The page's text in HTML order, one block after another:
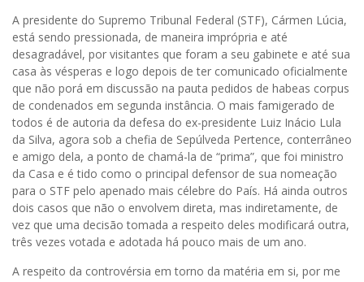
A presidente do Supremo Tribunal Federal (STF), Cármen Lúcia,
está sendo pressionada, de maneira imprópria e até
desagradável, por visitantes que foram a seu gabinete e até sua
casa às vésperas e logo depois de ter comunicado oficialmente
que não porá em discussão na pauta pedidos de habeas corpus
de condenados em segunda instância. O mais famigerado de
todos é de autoria da defesa do ex-presidente Luiz Inácio Lula
da Silva, agora sob a chefia de Sepúlveda Pertence, conterrâneo
e amigo dela, a ponto de chamá-la de “prima”, que foi ministro
da Casa e é tido como o principal defensor de sua nomeação
para o STF pelo apenado mais célebre do País. Há ainda outros
dois casos que não o envolvem direta, mas indiretamente, de
vez que uma decisão tomada a respeito deles modificará outra,
três vezes votada e adotada há pouco mais de um ano.
A respeito da controvérsia em torno da matéria em si, por me